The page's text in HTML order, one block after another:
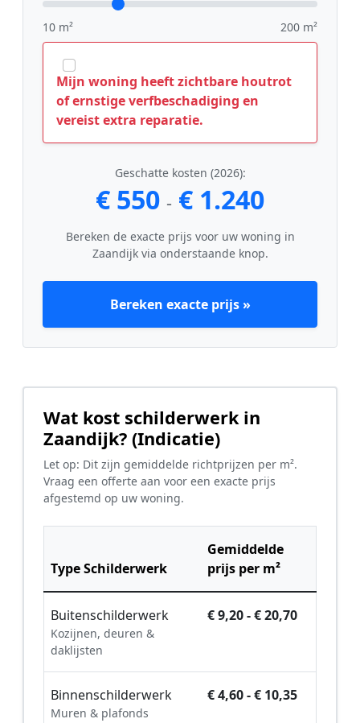
10 m² 200 m²
Mijn woning heeft zichtbare houtrot
of ernstige verfbeschadiging en
vereist extra reparatie.
Geschatte kosten (2026):
€ 550 - € 1.240
Bereken de exacte prijs voor uw woning in
Zaandijk via onderstaande knop.
Bereken exacte prijs »
Wat kost schilderwerk in
Zaandijk? (Indicatie)
Let op: Dit zijn gemiddelde richtprijzen per m².
Vraag een offerte aan voor een exacte prijs
afgestemd op uw woning.
Type Schilderwerk
Gemiddelde
prijs per m²
Buitenschilderwerk
Kozijnen, deuren &
daklijsten
€ 9,20 - € 20,70
Binnenschilderwerk
Muren & plafonds
€ 4,60 - € 10,35